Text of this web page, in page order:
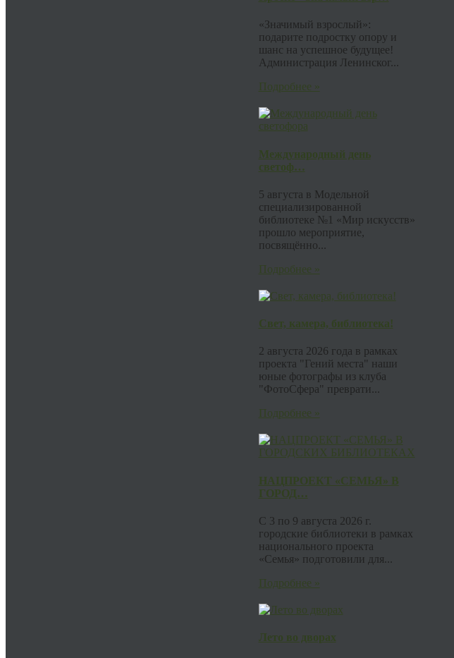
«Значимый взрослый»:
подарите подростку опору и
шанс на успешное будущее!
Администрация Ленинског...
Подробнее »
Международный день
светоф…
5 августа в Модельной
специализированной
библиотеке №1 «Мир искусств»
прошло мероприятие,
посвящённо...
Подробнее »
Свет, камера, библиотека!
2 августа 2026 года в рамках
проекта "Гений места" наши
юные фотографы из клуба
"ФотоСфера" преврати...
Подробнее »
НАЦПРОЕКТ «СЕМЬЯ» В
ГОРОД…
С 3 по 9 августа 2026 г.
городские библиотеки в рамках
национального проекта
«Семья» подготовили для...
Подробнее »
Лето во дворах